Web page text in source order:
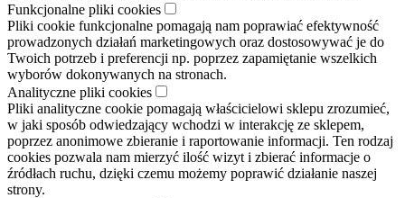
Funkcjonalne pliki cookies
Pliki cookie funkcjonalne pomagają nam poprawiać efektywność
prowadzonych działań marketingowych oraz dostosowywać je do
Twoich potrzeb i preferencji np. poprzez zapamiętanie wszelkich
wyborów dokonywanych na stronach.
Analityczne pliki cookies
Pliki analityczne cookie pomagają właścicielowi sklepu zrozumieć,
w jaki sposób odwiedzający wchodzi w interakcję ze sklepem,
poprzez anonimowe zbieranie i raportowanie informacji. Ten rodzaj
cookies pozwala nam mierzyć ilość wizyt i zbierać informacje o
źródłach ruchu, dzięki czemu możemy poprawić działanie naszej
strony.